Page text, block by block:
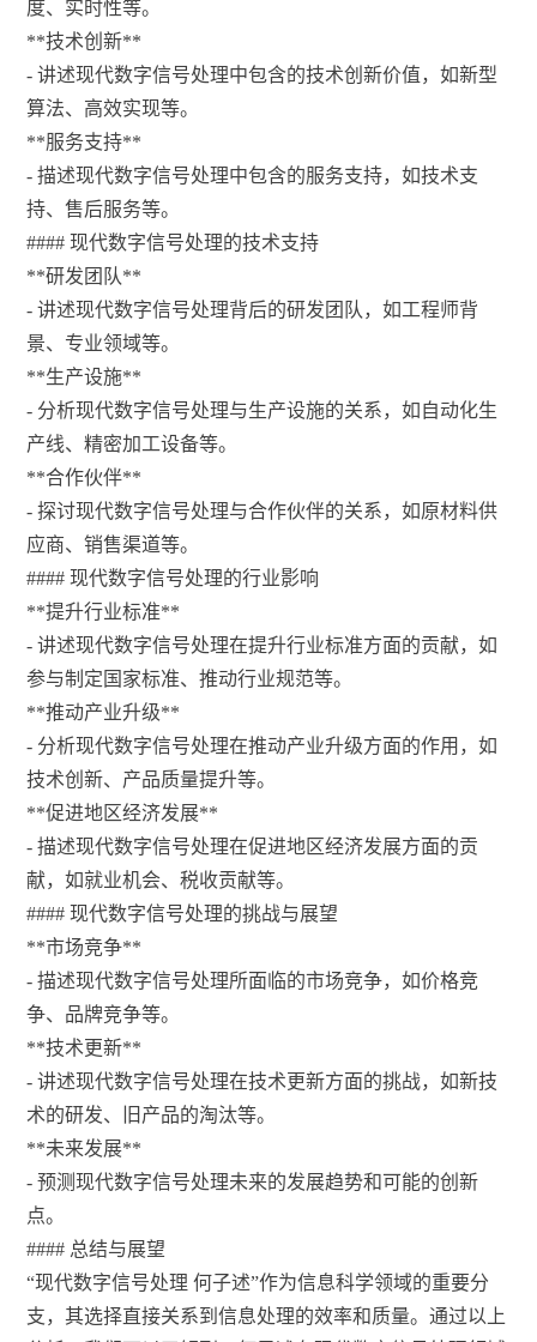
度、实时性等。
**技术创新**
- 讲述现代数字信号处理中包含的技术创新价值，如新型
算法、高效实现等。
**服务支持**
- 描述现代数字信号处理中包含的服务支持，如技术支
持、售后服务等。
#### 现代数字信号处理的技术支持
**研发团队**
- 讲述现代数字信号处理背后的研发团队，如工程师背
景、专业领域等。
**生产设施**
- 分析现代数字信号处理与生产设施的关系，如自动化生
产线、精密加工设备等。
**合作伙伴**
- 探讨现代数字信号处理与合作伙伴的关系，如原材料供
应商、销售渠道等。
#### 现代数字信号处理的行业影响
**提升行业标准**
- 讲述现代数字信号处理在提升行业标准方面的贡献，如
参与制定国家标准、推动行业规范等。
**推动产业升级**
- 分析现代数字信号处理在推动产业升级方面的作用，如
技术创新、产品质量提升等。
**促进地区经济发展**
- 描述现代数字信号处理在促进地区经济发展方面的贡
献，如就业机会、税收贡献等。
#### 现代数字信号处理的挑战与展望
**市场竞争**
- 描述现代数字信号处理所面临的市场竞争，如价格竞
争、品牌竞争等。
**技术更新**
- 讲述现代数字信号处理在技术更新方面的挑战，如新技
术的研发、旧产品的淘汰等。
**未来发展**
- 预测现代数字信号处理未来的发展趋势和可能的创新
点。
#### 总结与展望
“现代数字信号处理 何子述”作为信息科学领域的重要分
支，其选择直接关系到信息处理的效率和质量。通过以上